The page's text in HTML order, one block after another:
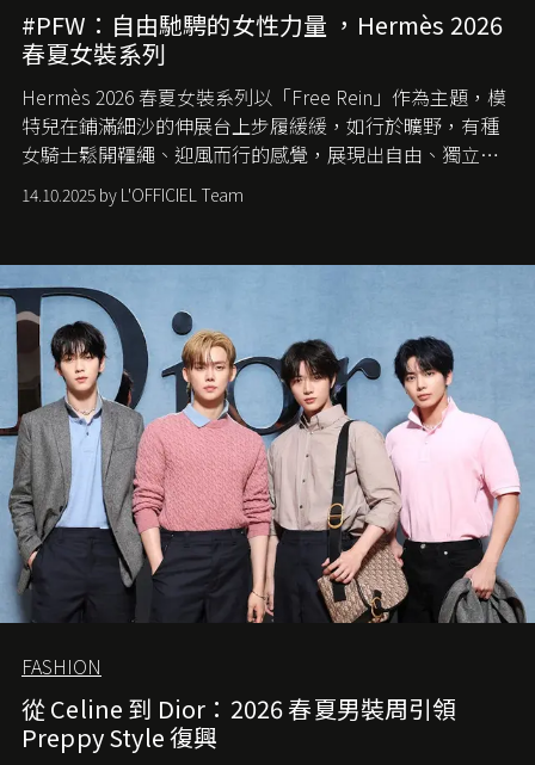
#PFW：自由馳騁的女性力量 ，Hermès 2026
春夏女裝系列
Hermès 2026 春夏女裝系列以「Free Rein」作為主題，模
特兒在鋪滿細沙的伸展台上步履緩緩，如行於曠野，有種
女騎士鬆開韁繩、迎風而行的感覺，展現出自由、獨立與
從容的態度。
14.10.2025 by L'OFFICIEL Team
FASHION
從 Celine 到 Dior：2026 春夏男裝周引領
Preppy Style 復興